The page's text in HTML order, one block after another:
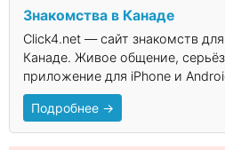
Знакомства в Канаде
Click4.net — сайт знакомств
Канаде. Живое общение,
приложение для iPhone и
Подробнее →